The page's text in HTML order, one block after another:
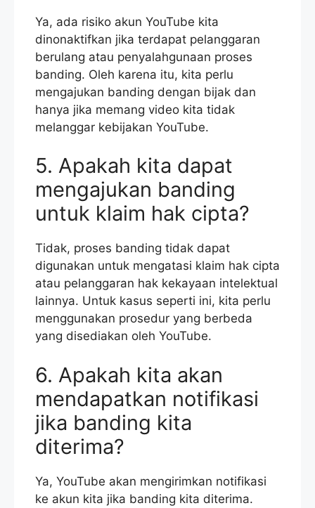
Ya, ada risiko akun YouTube kita
dinonaktifkan jika terdapat pelanggaran
berulang atau penyalahgunaan proses
banding. Oleh karena itu, kita perlu
mengajukan banding dengan bijak dan
hanya jika memang video kita tidak
melanggar kebijakan YouTube.
5. Apakah kita dapat
mengajukan banding
untuk klaim hak cipta?
Tidak, proses banding tidak dapat
digunakan untuk mengatasi klaim hak cipta
atau pelanggaran hak kekayaan intelektual
lainnya. Untuk kasus seperti ini, kita perlu
menggunakan prosedur yang berbeda
yang disediakan oleh YouTube.
6. Apakah kita akan
mendapatkan notifikasi
jika banding kita
diterima?
Ya, YouTube akan mengirimkan notifikasi
ke akun kita jika banding kita diterima.